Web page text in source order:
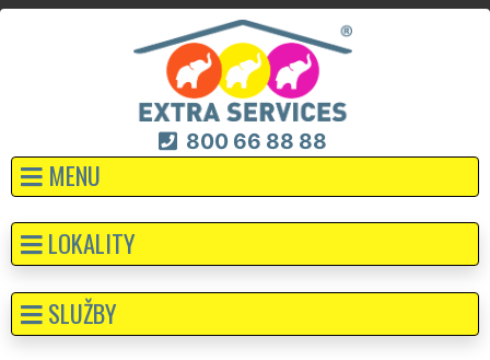
800 66 88 88
MENU
LOKALITY
SLUŽBY